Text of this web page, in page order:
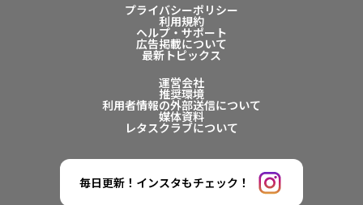
プライバシーポリシー
利用規約
ヘルプ・サポート
広告掲載について
最新トピックス
運営会社
推奨環境
利用者情報の外部送信について
媒体資料
レタスクラブについて
毎日更新！インスタもチェック！